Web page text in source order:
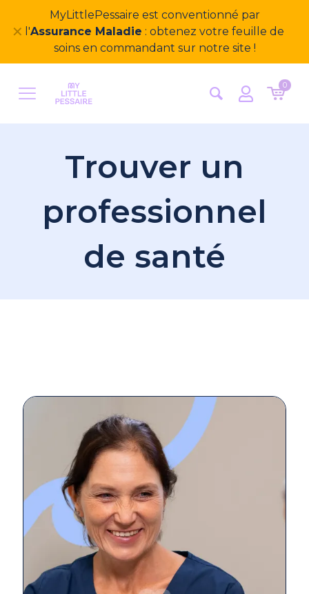
MyLittlePessaire est conventionné par
l'Assurance Maladie : obtenez votre feuille de
soins en commandant sur notre site !
✕
0
Trouver un
professionnel
de santé